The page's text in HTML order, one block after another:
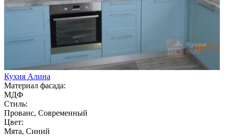
Кухня Алина
Материал фасада:
МДФ
Стиль:
Прованс, Современный
Цвет:
Мята, Синий